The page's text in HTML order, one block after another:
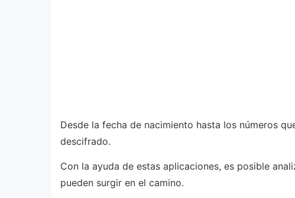
Desde la fecha de nacimiento hasta los números
descifrado.
Con la ayuda de estas aplicaciones, es posible
pueden surgir en el camino.